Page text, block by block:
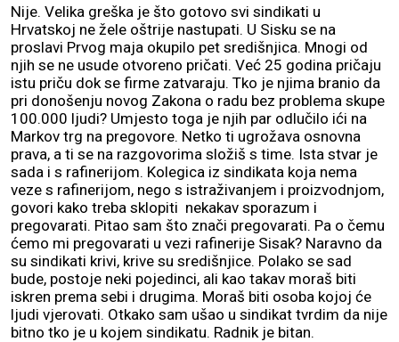
Nije. Velika greška je što gotovo svi sindikati u
Hrvatskoj ne žele oštrije nastupati. U Sisku se na
proslavi Prvog maja okupilo pet središnjica. Mnogi od
njih se ne usude otvoreno pričati. Već 25 godina pričaju
istu priču dok se firme zatvaraju. Tko je njima branio da
pri donošenju novog Zakona o radu bez problema skupe
100.000 ljudi? Umjesto toga je njih par odlučilo ići na
Markov trg na pregovore. Netko ti ugrožava osnovna
prava, a ti se na razgovorima složiš s time. Ista stvar je
sada i s rafinerijom. Kolegica iz sindikata koja nema
veze s rafinerijom, nego s istraživanjem i proizvodnjom,
govori kako treba sklopiti nekakav sporazum i
pregovarati. Pitao sam što znači pregovarati. Pa o čemu
ćemo mi pregovarati u vezi rafinerije Sisak? Naravno da
su sindikati krivi, krive su središnjice. Polako se sad
bude, postoje neki pojedinci, ali kao takav moraš biti
iskren prema sebi i drugima. Moraš biti osoba kojoj će
ljudi vjerovati. Otkako sam ušao u sindikat tvrdim da nije
bitno tko je u kojem sindikatu. Radnik je bitan.